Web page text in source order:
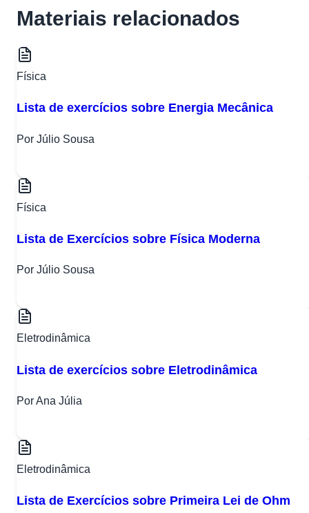
Materiais relacionados
Física
Lista de exercícios sobre Energia Mecânica
Por Júlio Sousa
Física
Lista de Exercícios sobre Física Moderna
Por Júlio Sousa
Eletrodinâmica
Lista de exercícios sobre Eletrodinâmica
Por Ana Júlia
Eletrodinâmica
Lista de Exercícios sobre Primeira Lei de Ohm